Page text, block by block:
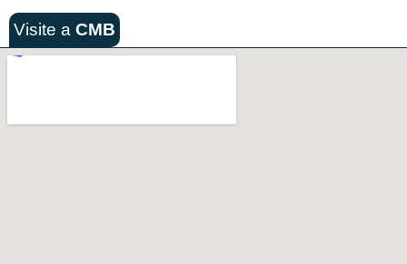
Visite a CMB